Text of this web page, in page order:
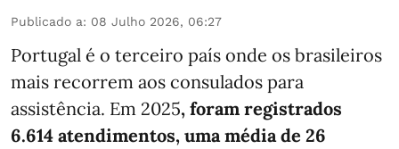
Publicado a: 08 Julho 2026, 06:27
Portugal é o terceiro país onde os brasileiros
mais recorrem aos consulados para
assistência. Em 2025, foram registrados
6.614 atendimentos, uma média de 26